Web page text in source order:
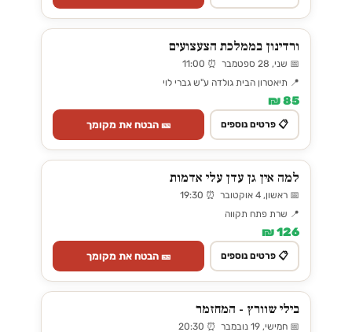
ורדינון בממלכת הצעצועים
📅 שני, 28 ספטמבר ⏰ 11:00
📍 תיאטרון הבית גולדה ע"ש גברי לוי
85 ₪
📋 פרטים נוספים 🎫 הבטח את מקומך
למה אין גן עדן עלי אדמות
📅 ראשון, 4 אוקטובר ⏰ 19:30
📍 שרת פתח תקווה
126 ₪
📋 פרטים נוספים 🎫 הבטח את מקומך
בילי שוורץ - המחזמר
📅 חמישי, 19 נובמבר ⏰ 20:30